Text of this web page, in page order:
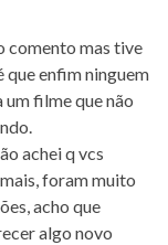
comento mas tive
que enfim ninguem
filme que não
achei q vcs
foram muito
acho que
algo novo